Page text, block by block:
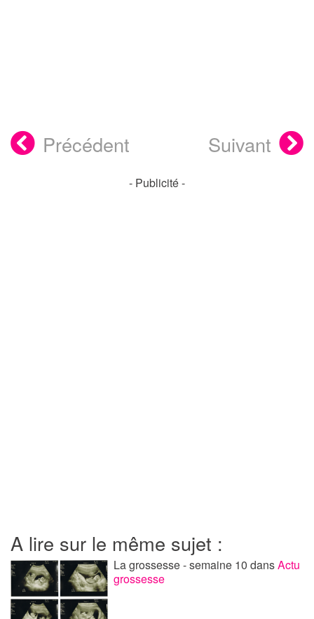
Précédent Suivant
- Publicité -
A lire sur le même sujet :
La grossesse - semaine 10dansActu
grossesse